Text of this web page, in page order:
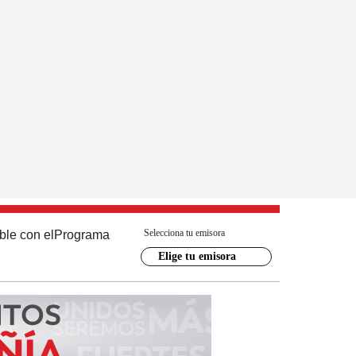
con el Programa Selecciona tu emisora
Elige tu emisora